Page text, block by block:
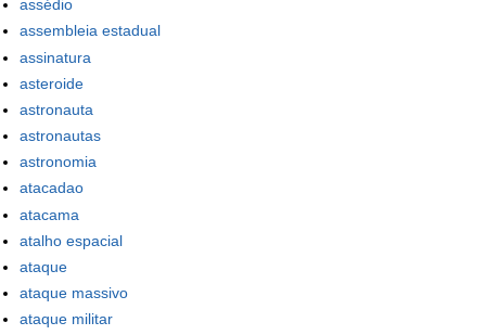
assédio
assembleia estadual
assinatura
asteroide
astronauta
astronautas
astronomia
atacadao
atacama
atalho espacial
ataque
ataque massivo
ataque militar